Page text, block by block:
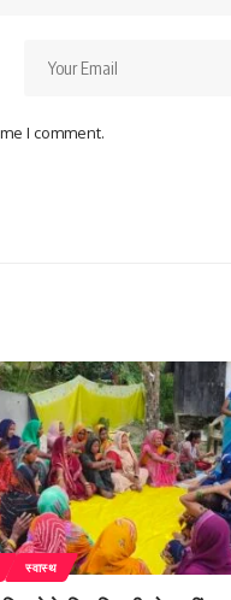
I comment.
स्वास्थ